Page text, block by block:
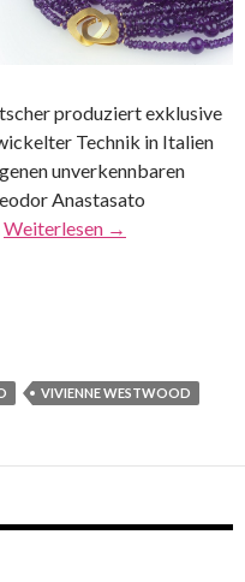
produziert exklusive
Technik in Italien
unverkennbaren
Anastasato
Weiterlesen →
VIVIENNE WESTWOOD